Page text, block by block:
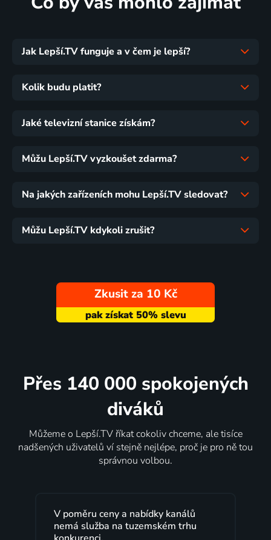
Jak Lepší.TV funguje a v čem je lepší?
Kolik budu platit?
Jaké televizní stanice získám?
Můžu Lepší.TV vyzkoušet zdarma?
Na jakých zařízeních mohu Lepší.TV sledovat?
Můžu Lepší.TV kdykoli zrušit?
Zkusit za 10 Kč
Přes 140 000 spokojených
diváků
Můžeme o Lepší.TV říkat cokoliv chceme, ale tisíce
nadšených uživatelů ví stejně nejlépe, proč je pro ně tou
správnou volbou.
V poměru ceny a nabídky kanálů
nemá služba na tuzemském trhu